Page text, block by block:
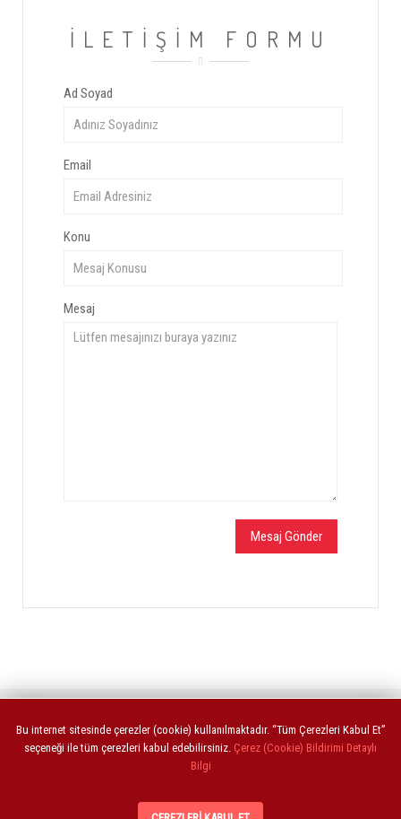
İLETİŞİM FORMU
Ad Soyad
Email
Konu
Mesaj
Copyright © 2021 torosdental.com
Bu internet sitesinde çerezler (cookie) kullanılmaktadır. “Tüm Çerezleri Kabul Et”
seçeneği ile tüm çerezleri kabul edebilirsiniz. Çerez (Cookie) Bildirimi Detaylı
Bilgi